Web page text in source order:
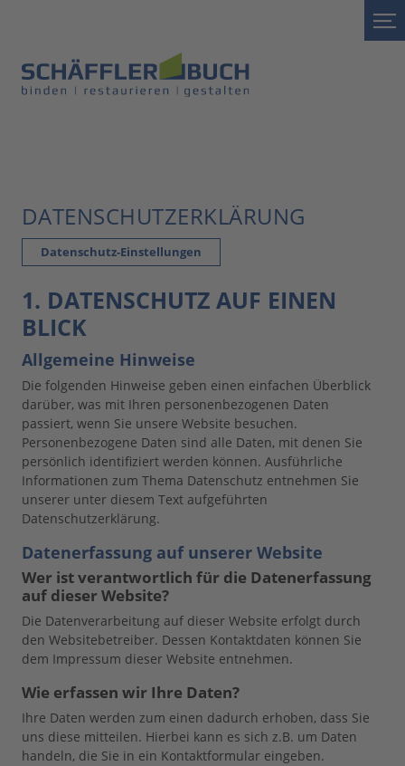
DATENSCHUTZERKLÄRUNG
Datenschutz-Einstellungen
1. DATENSCHUTZ AUF EINEN
BLICK
Allgemeine Hinweise
Die folgenden Hinweise geben einen einfachen Überblick
darüber, was mit Ihren personenbezogenen Daten
passiert, wenn Sie unsere Website besuchen.
Personenbezogene Daten sind alle Daten, mit denen Sie
persönlich identifiziert werden können. Ausführliche
Informationen zum Thema Datenschutz entnehmen Sie
unserer unter diesem Text aufgeführten
Datenschutzerklärung.
Datenerfassung auf unserer Website
Wer ist verantwortlich für die Datenerfassung
auf dieser Website?
Die Datenverarbeitung auf dieser Website erfolgt durch
den Websitebetreiber. Dessen Kontaktdaten können Sie
dem Impressum dieser Website entnehmen.
Wie erfassen wir Ihre Daten?
Ihre Daten werden zum einen dadurch erhoben, dass Sie
uns diese mitteilen. Hierbei kann es sich z.B. um Daten
handeln, die Sie in ein Kontaktformular eingeben.